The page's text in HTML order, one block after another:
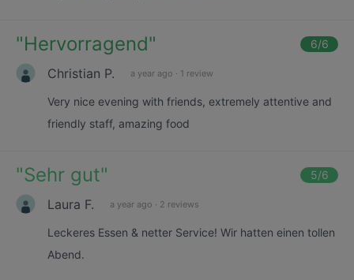
"Hervorragend" 6/6
Christian P. a year ago · 1 review
Very nice evening with friends, extremely attentive and
friendly staff, amazing food
"Sehr gut" 5/6
Laura F. a year ago · 2 reviews
Leckeres Essen & netter Service! Wir hatten einen tollen
Abend.